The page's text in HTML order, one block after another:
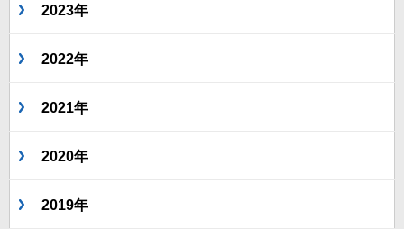
2023年
2022年
2021年
2020年
2019年